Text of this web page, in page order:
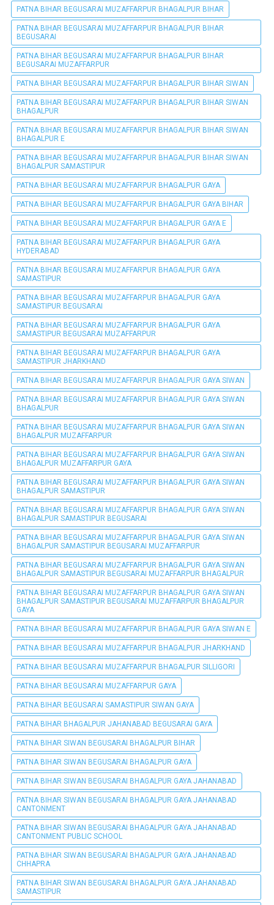
PATNA BIHAR BEGUSARAI MUZAFFARPUR BHAGALPUR BIHAR
PATNA BIHAR BEGUSARAI MUZAFFARPUR BHAGALPUR BIHAR
BEGUSARAI
PATNA BIHAR BEGUSARAI MUZAFFARPUR BHAGALPUR BIHAR
BEGUSARAI MUZAFFARPUR
PATNA BIHAR BEGUSARAI MUZAFFARPUR BHAGALPUR BIHAR SIWAN
PATNA BIHAR BEGUSARAI MUZAFFARPUR BHAGALPUR BIHAR SIWAN
BHAGALPUR
PATNA BIHAR BEGUSARAI MUZAFFARPUR BHAGALPUR BIHAR SIWAN
BHAGALPUR E
PATNA BIHAR BEGUSARAI MUZAFFARPUR BHAGALPUR BIHAR SIWAN
BHAGALPUR SAMASTIPUR
PATNA BIHAR BEGUSARAI MUZAFFARPUR BHAGALPUR GAYA
PATNA BIHAR BEGUSARAI MUZAFFARPUR BHAGALPUR GAYA BIHAR
PATNA BIHAR BEGUSARAI MUZAFFARPUR BHAGALPUR GAYA E
PATNA BIHAR BEGUSARAI MUZAFFARPUR BHAGALPUR GAYA
HYDERABAD
PATNA BIHAR BEGUSARAI MUZAFFARPUR BHAGALPUR GAYA
SAMASTIPUR
PATNA BIHAR BEGUSARAI MUZAFFARPUR BHAGALPUR GAYA
SAMASTIPUR BEGUSARAI
PATNA BIHAR BEGUSARAI MUZAFFARPUR BHAGALPUR GAYA
SAMASTIPUR BEGUSARAI MUZAFFARPUR
PATNA BIHAR BEGUSARAI MUZAFFARPUR BHAGALPUR GAYA
SAMASTIPUR JHARKHAND
PATNA BIHAR BEGUSARAI MUZAFFARPUR BHAGALPUR GAYA SIWAN
PATNA BIHAR BEGUSARAI MUZAFFARPUR BHAGALPUR GAYA SIWAN
BHAGALPUR
PATNA BIHAR BEGUSARAI MUZAFFARPUR BHAGALPUR GAYA SIWAN
BHAGALPUR MUZAFFARPUR
PATNA BIHAR BEGUSARAI MUZAFFARPUR BHAGALPUR GAYA SIWAN
BHAGALPUR MUZAFFARPUR GAYA
PATNA BIHAR BEGUSARAI MUZAFFARPUR BHAGALPUR GAYA SIWAN
BHAGALPUR SAMASTIPUR
PATNA BIHAR BEGUSARAI MUZAFFARPUR BHAGALPUR GAYA SIWAN
BHAGALPUR SAMASTIPUR BEGUSARAI
PATNA BIHAR BEGUSARAI MUZAFFARPUR BHAGALPUR GAYA SIWAN
BHAGALPUR SAMASTIPUR BEGUSARAI MUZAFFARPUR
PATNA BIHAR BEGUSARAI MUZAFFARPUR BHAGALPUR GAYA SIWAN
BHAGALPUR SAMASTIPUR BEGUSARAI MUZAFFARPUR BHAGALPUR
PATNA BIHAR BEGUSARAI MUZAFFARPUR BHAGALPUR GAYA SIWAN
BHAGALPUR SAMASTIPUR BEGUSARAI MUZAFFARPUR BHAGALPUR
GAYA
PATNA BIHAR BEGUSARAI MUZAFFARPUR BHAGALPUR GAYA SIWAN E
PATNA BIHAR BEGUSARAI MUZAFFARPUR BHAGALPUR JHARKHAND
PATNA BIHAR BEGUSARAI MUZAFFARPUR BHAGALPUR SILLIGORI
PATNA BIHAR BEGUSARAI MUZAFFARPUR GAYA
PATNA BIHAR BEGUSARAI SAMASTIPUR SIWAN GAYA
PATNA BIHAR BHAGALPUR JAHANABAD BEGUSARAI GAYA
PATNA BIHAR SIWAN BEGUSARAI BHAGALPUR BIHAR
PATNA BIHAR SIWAN BEGUSARAI BHAGALPUR GAYA
PATNA BIHAR SIWAN BEGUSARAI BHAGALPUR GAYA JAHANABAD
PATNA BIHAR SIWAN BEGUSARAI BHAGALPUR GAYA JAHANABAD
CANTONMENT
PATNA BIHAR SIWAN BEGUSARAI BHAGALPUR GAYA JAHANABAD
CANTONMENT PUBLIC SCHOOL
PATNA BIHAR SIWAN BEGUSARAI BHAGALPUR GAYA JAHANABAD
CHHAPRA
PATNA BIHAR SIWAN BEGUSARAI BHAGALPUR GAYA JAHANABAD
SAMASTIPUR